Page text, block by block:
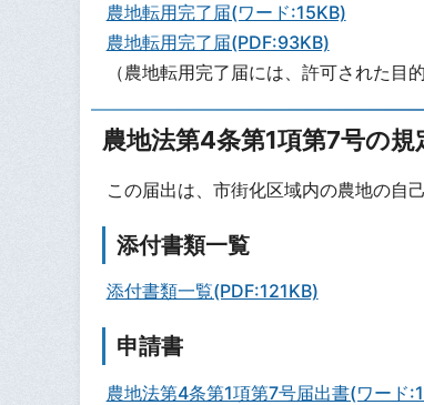
農地転用完了届(ワード:15KB)
農地転用完了届(PDF:93KB)
（農地転用完了届には、許可された目
農地法第4条第1項第7号の規
この届出は、市街化区域内の農地の自
添付書類一覧
添付書類一覧(PDF:121KB)
申請書
農地法第4条第1項第7号届出書(ワード